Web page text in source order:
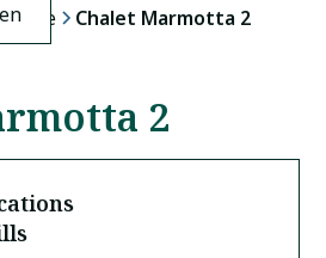
Chalet Marmotta 2
2